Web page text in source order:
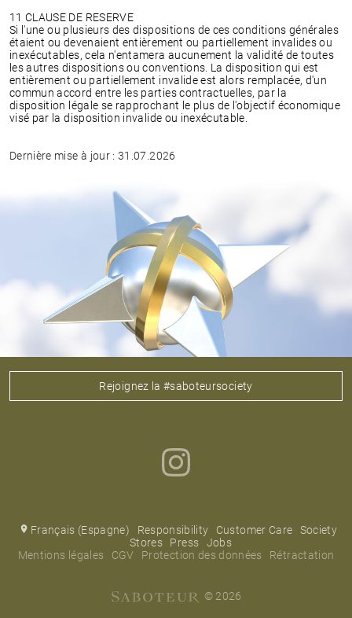
11 CLAUSE DE RESERVE
Si l'une ou plusieurs des dispositions de ces conditions générales
étaient ou devenaient entièrement ou partiellement invalides ou
inexécutables, cela n'entamera aucunement la validité de toutes
les autres dispositions ou conventions. La disposition qui est
entièrement ou partiellement invalide est alors remplacée, d'un
commun accord entre les parties contractuelles, par la
disposition légale se rapprochant le plus de l'objectif économique
visé par la disposition invalide ou inexécutable.
Dernière mise à jour : 31.07.2026
Rejoignez la #saboteursociety
Français (Espagne) Responsibility Customer Care
Society
Stores
Press
Jobs
Mentions légales
CGV Protection des données Rétractation
© 2026